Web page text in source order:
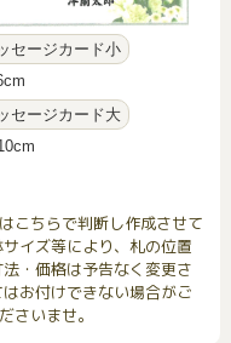
セージカード小
セージカード大
こちらで判断し作成させて
イズ等により、札の位置
・価格は予告なく変更さ
お付けできない場合がご
さいませ。